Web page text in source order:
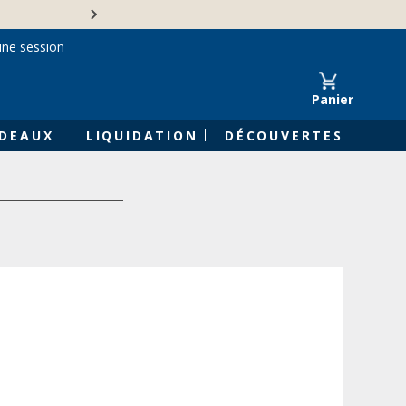
Panier
LIQUIDATION DÉCOUVERTES
session